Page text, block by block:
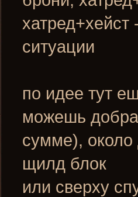
ситуации
по идее тут
можешь
сумме), около
щилд блок
или сверху